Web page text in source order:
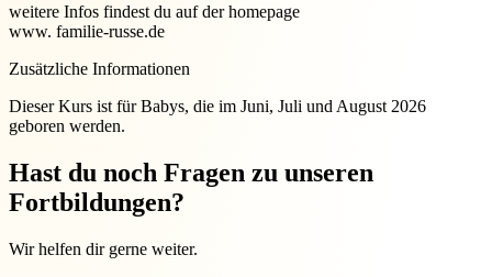
weitere Infos findest du auf der homepage
www. familie-russe.de
Zusätzliche Informationen
Dieser Kurs ist für Babys, die im Juni, Juli und August 2026
geboren werden.
Hast du noch Fragen zu unseren
Fortbildungen?
Wir helfen dir gerne weiter.